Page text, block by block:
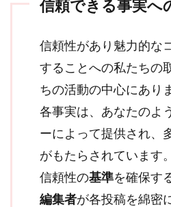
信頼できる事実へ
信頼性があり魅力的な
することへの私たちの
ちの活動の中心にあり
各事実は、あなたのよ
ーによって提供され、
がもたらされています
信頼性の基準を確保す
編集者が各投稿を綿密